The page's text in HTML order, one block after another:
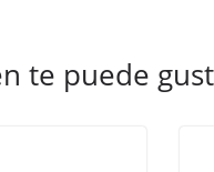
te puede